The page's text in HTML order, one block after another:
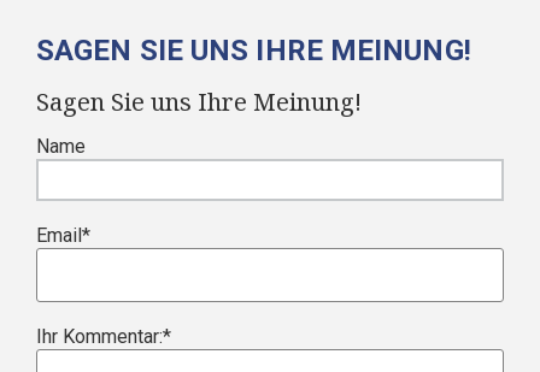
SAGEN SIE UNS IHRE MEINUNG!
Sagen Sie uns Ihre Meinung!
Name
Email*
Ihr Kommentar:*